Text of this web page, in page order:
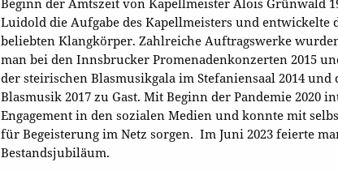
Beginn der Amtszeit von Kapellmeister Alois Grünwald
Luidold die Aufgabe des Kapellmeisters und entwickelte
beliebten Klangkörper. Zahlreiche Auftragswerke
man bei den Innsbrucker Promenadenkonzerten 2015
der steirischen Blasmusikgala im Stefaniensaal 2014 und
Blasmusik 2017 zu Gast. Mit Beginn der Pandemie 2020
Engagement in den sozialen Medien und konnte mit
für Begeisterung im Netz sorgen. Im Juni 2023 feierte
Bestandsjubiläum.